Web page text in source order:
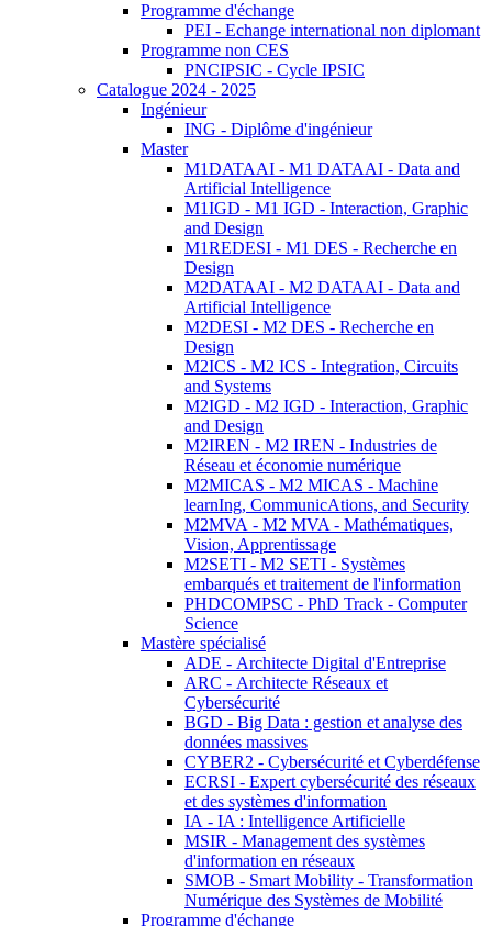
Programme d'échange
PEI - Echange international non diplomant
Programme non CES
PNCIPSIC - Cycle IPSIC
Catalogue 2024 - 2025
Ingénieur
ING - Diplôme d'ingénieur
Master
M1DATAAI - M1 DATAAI - Data and
Artificial Intelligence
M1IGD - M1 IGD - Interaction, Graphic
and Design
M1REDESI - M1 DES - Recherche en
Design
M2DATAAI - M2 DATAAI - Data and
Artificial Intelligence
M2DESI - M2 DES - Recherche en
Design
M2ICS - M2 ICS - Integration, Circuits
and Systems
M2IGD - M2 IGD - Interaction, Graphic
and Design
M2IREN - M2 IREN - Industries de
Réseau et économie numérique
M2MICAS - M2 MICAS - Machine
learnIng, CommunicAtions, and Security
M2MVA - M2 MVA - Mathématiques,
Vision, Apprentissage
M2SETI - M2 SETI - Systèmes
embarqués et traitement de l'information
PHDCOMPSC - PhD Track - Computer
Science
Mastère spécialisé
ADE - Architecte Digital d'Entreprise
ARC - Architecte Réseaux et
Cybersécurité
BGD - Big Data : gestion et analyse des
données massives
CYBER2 - Cybersécurité et Cyberdéfense
ECRSI - Expert cybersécurité des réseaux
et des systèmes d'information
IA - IA : Intelligence Artificielle
MSIR - Management des systèmes
d'information en réseaux
SMOB - Smart Mobility - Transformation
Numérique des Systèmes de Mobilité
Programme d'échange